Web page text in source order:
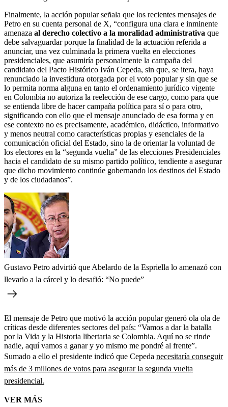
Finalmente, la acción popular señala que los recientes mensajes de
Petro en su cuenta personal de X, “configura una clara e inminente
amenaza al derecho colectivo a la moralidad administrativa que
debe salvaguardar porque la finalidad de la actuación referida a
anunciar, una vez culminada la primera vuelta en elecciones
presidenciales, que asumiría personalmente la campaña del
candidato del Pacto Histórico Iván Cepeda, sin que, se itera, haya
renunciado la investidura otorgada por el voto popular y sin que se
lo permita norma alguna en tanto el ordenamiento jurídico vigente
en Colombia no autoriza la reelección de ese cargo, como para que
se entienda libre de hacer campaña política para sí o para otro,
significando con ello que el mensaje anunciado de esa forma y en
ese contexto no es precisamente, académico, didáctico, informativo
y menos neutral como características propias y esenciales de la
comunicación oficial del Estado, sino la de orientar la voluntad de
los electores en la “segunda vuelta” de las elecciones Presidenciales
hacia el candidato de su mismo partido político, tendiente a asegurar
que dicho movimiento continúe gobernando los destinos del Estado
y de los ciudadanos”.
Gustavo Petro advirtió que Abelardo de la Espriella lo amenazó con
llevarlo a la cárcel y lo desafió: “No puede”
El mensaje de Petro que motivó la acción popular generó ola ola de
críticas desde diferentes sectores del país: “Vamos a dar la batalla
por la Vida y la Historia libertaria se Colombia. Aquí no se rinde
nadie, aquí vamos a ganar y yo mismo me pondré al frente”.
Sumado a ello el presidente indicó que Cepeda necesitaría conseguir
más de 3 millones de votos para asegurar la segunda vuelta
presidencial.
VER MÁS